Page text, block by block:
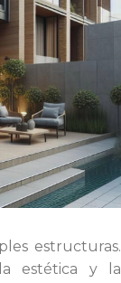
estructuras.
estética y la